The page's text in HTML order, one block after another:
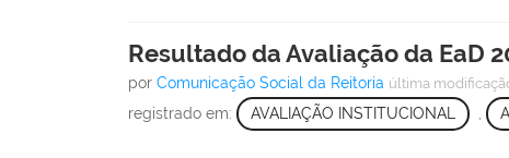
Resultado da Avaliação da EaD
porComunicação Social da Reitoria última
registrado em: AVALIAÇÃO INSTITUCIONAL ,